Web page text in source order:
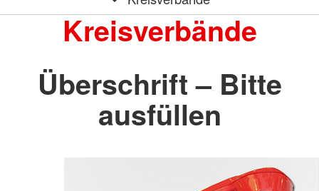
Kreisverbände
Überschrift – Bitte
ausfüllen